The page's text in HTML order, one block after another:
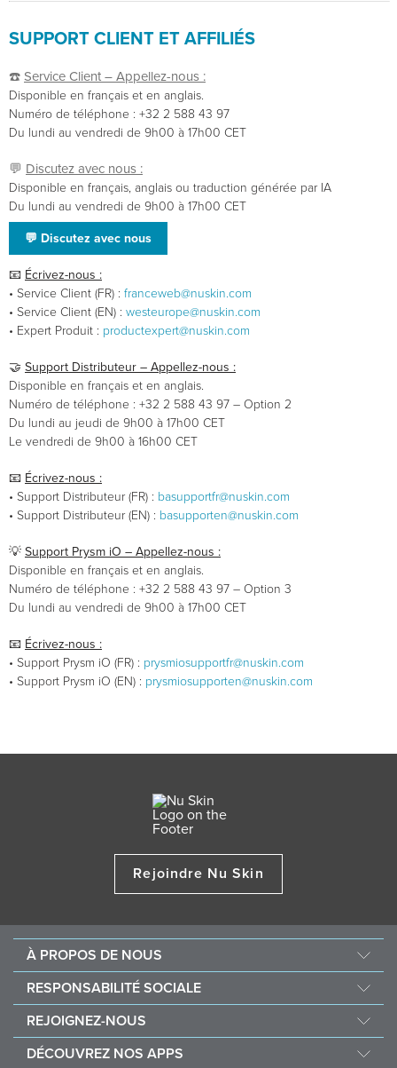
SUPPORT CLIENT ET AFFILIÉS
☎️ Service Client – Appellez-nous :
Disponible en français et en anglais.
Numéro de téléphone : +32 2 588 43 97
Du lundi au vendredi de 9h00 à 17h00 CET
💬 Discutez avec nous :
Disponible en français, anglais ou traduction générée par IA
Du lundi au vendredi de 9h00 à 17h00 CET
💬 Discutez avec nous
📧 Écrivez-nous :
• Service Client (FR) : franceweb@nuskin.com
• Service Client (EN) : westeurope@nuskin.com
• Expert Produit : productexpert@nuskin.com
🤝 Support Distributeur – Appellez-nous :
Disponible en français et en anglais.
Numéro de téléphone : +32 2 588 43 97 – Option 2
Du lundi au jeudi de 9h00 à 17h00 CET
Le vendredi de 9h00 à 16h00 CET
📧 Écrivez-nous :
• Support Distributeur (FR) : basupportfr@nuskin.com
• Support Distributeur (EN) : basupporten@nuskin.com
💡 Support Prysm iO – Appellez-nous :
Disponible en français et en anglais.
Numéro de téléphone : +32 2 588 43 97 – Option 3
Du lundi au vendredi de 9h00 à 17h00 CET
📧 Écrivez-nous :
• Support Prysm iO (FR) : prysmiosupportfr@nuskin.com
• Support Prysm iO (EN) : prysmiosupporten@nuskin.com
Rejoindre Nu Skin
À PROPOS DE NOUS
Au sujet de Nu Skin
Offres d’emploi
RESPONSABILITÉ SOCIALE
Force for Good
Acheter et faire un don Vitameal
REJOIGNEZ-NOUS
Pourquoi Nu Skin
DÉCOUVREZ NOS APPS